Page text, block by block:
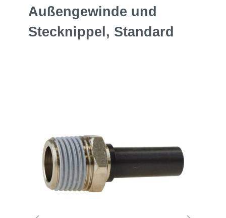
Außengewinde und
Stecknippel, Standard